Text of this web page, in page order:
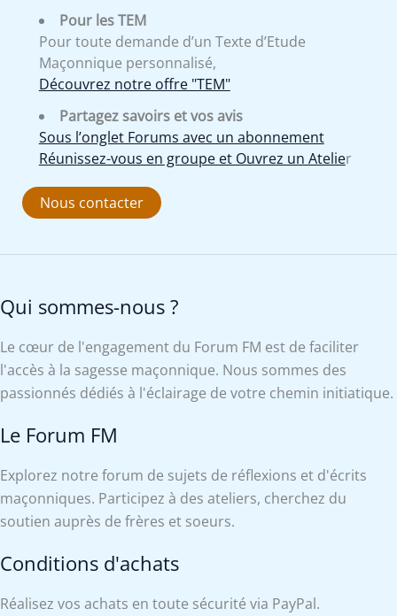
Pour les TEM
Pour toute demande d’un Texte d’Etude
Maçonnique personnalisé,
Découvrez notre offre "TEM"
Partagez savoirs et vos avis
Sous l’onglet Forums avec un abonnement
Réunissez-vous en groupe et Ouvrez un Atelier
Nous contacter
Qui sommes-nous ?
Le cœur de l'engagement du Forum FM est de faciliter
l'accès à la sagesse maçonnique. Nous sommes des
passionnés dédiés à l'éclairage de votre chemin initiatique.
Le Forum FM
Explorez notre forum de sujets de réflexions et d'écrits
maçonniques. Participez à des ateliers, cherchez du
soutien auprès de frères et soeurs.
Conditions d'achats
Réalisez vos achats en toute sécurité via PayPal.